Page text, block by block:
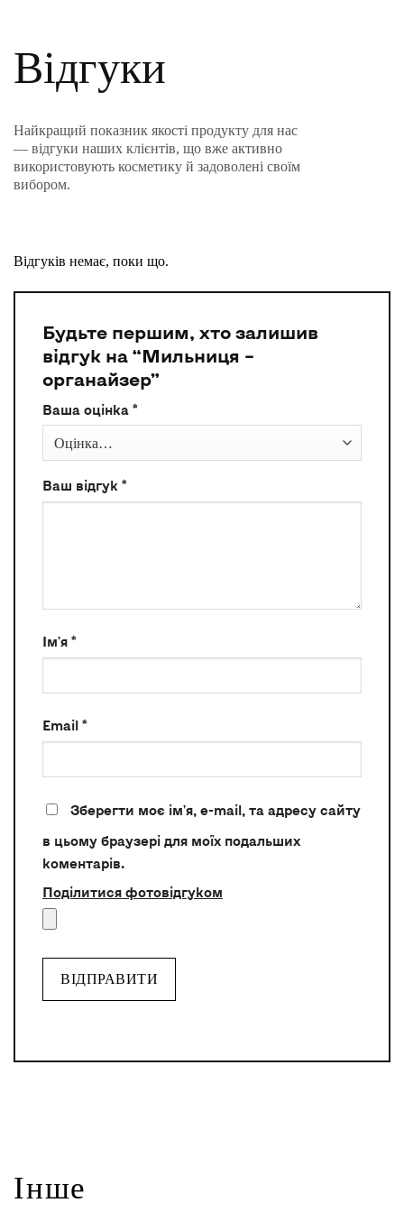
Відгуки
Найкращий показник якості продукту для нас
— відгуки наших клієнтів, що вже активно
використовують косметику й задоволені своїм
вибором.
Відгуків немає, поки що.
Будьте першим, хто залишив
відгук на “Мильниця –
органайзер”
Ваша оцінка *
Ваш відгук *
Ім'я *
Email *
Зберегти моє ім'я, e-mail, та адресу сайту
в цьому браузері для моїх подальших
коментарів.
Поділитися фотовідгуком
Інше